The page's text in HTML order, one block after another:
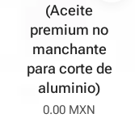
(Aceite
premium no
manchante
para corte de
aluminio)
0.00 MXN